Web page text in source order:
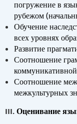
погружение в
рубежом
Обучение
всех уровнях
Развитие
Соотношение
Соотношение
межкультурных
III.Оценивание